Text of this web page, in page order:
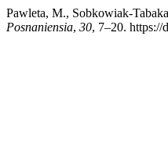
Pawleta, M., Sobkowiak-
Posnaniensia, 30, 7–20. https://